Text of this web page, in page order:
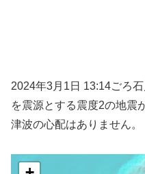
2024年3月1日 13:14ごろ
を震源とする震度2の地震
津波の心配はありません。